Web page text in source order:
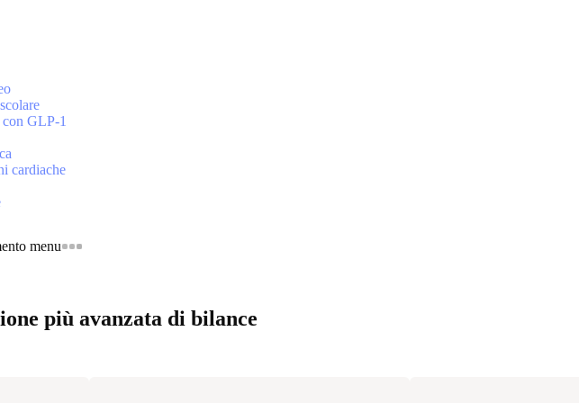
menu
GLP-1
cardiache
più avanzata di bilance